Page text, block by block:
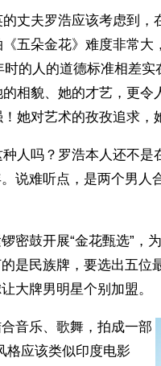
丈夫罗浩应该考虑到，
五朵金花》难度非常大
时的人的道德标准相差
相貌、她的才艺，更令
她对艺术的孜孜追求，
人吗？罗浩本人还不是
说难听点，是两个男人
密鼓开展“金花甄选”，
是民族牌，要选出五位
大牌男明星个别加盟。
音乐、歌舞，拍成一部
格应该类似印度电影